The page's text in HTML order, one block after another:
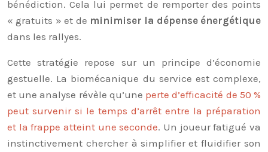
bénédiction. Cela lui permet de remporter des points
« gratuits » et de minimiser la dépense énergétique
dans les rallyes.
Cette stratégie repose sur un principe d’économie
gestuelle. La biomécanique du service est complexe,
et une analyse révèle qu’une perte d’efficacité de 50 %
peut survenir si le temps d’arrêt entre la préparation
et la frappe atteint une seconde. Un joueur fatigué va
instinctivement chercher à simplifier et fluidifier son